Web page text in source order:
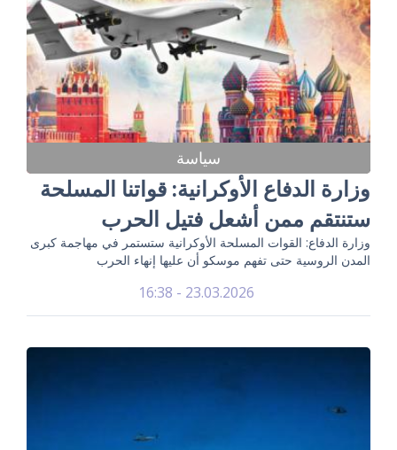
سياسة
وزارة الدفاع الأوكرانية: قواتنا المسلحة
ستنتقم ممن أشعل فتيل الحرب
وزارة الدفاع: القوات المسلحة الأوكرانية ستستمر في مهاجمة كبرى
المدن الروسية حتى تفهم موسكو أن عليها إنهاء الحرب
23.03.2026 - 16:38